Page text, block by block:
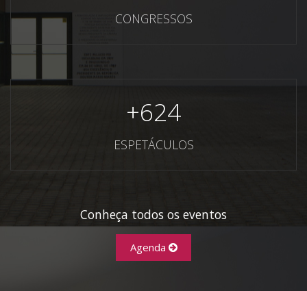
CONGRESSOS
+624
ESPETÁCULOS
Conheça todos os eventos
Agenda